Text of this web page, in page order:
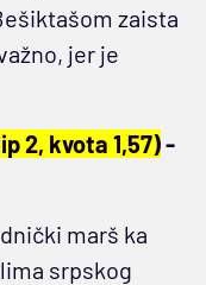
zaista
jer je
2, kvota 1,57)-
marš ka
srpskog